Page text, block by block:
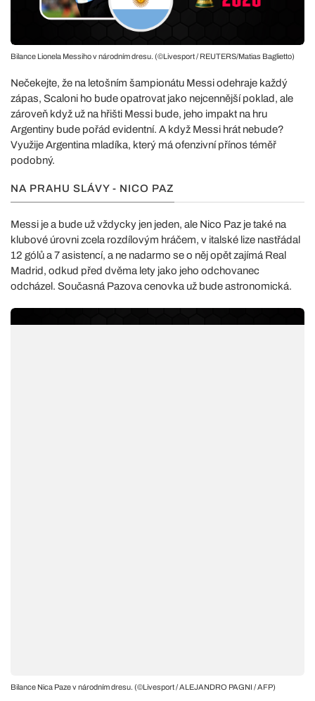
Bilance Lionela Messiho v národním dresu. (©Livesport / REUTERS/Matias Baglietto)
Nečekejte, že na letošním šampionátu Messi odehraje každý
zápas, Scaloni ho bude opatrovat jako nejcennější poklad, ale
zároveň když už na hřišti Messi bude, jeho impakt na hru
Argentiny bude pořád evidentní. A když Messi hrát nebude?
Využije Argentina mladíka, který má ofenzivní přínos téměř
podobný.
NA PRAHU SLÁVY - NICO PAZ
Messi je a bude už vždycky jen jeden, ale Nico Paz je také na
klubové úrovni zcela rozdílovým hráčem, v italské lize nastřádal
12 gólů a 7 asistencí, a ne nadarmo se o něj opět zajímá Real
Madrid, odkud před dvěma lety jako jeho odchovanec
odcházel. Současná Pazova cenovka už bude astronomická.
Bilance Nica Paze v národním dresu. (©Livesport / ALEJANDRO PAGNI / AFP)